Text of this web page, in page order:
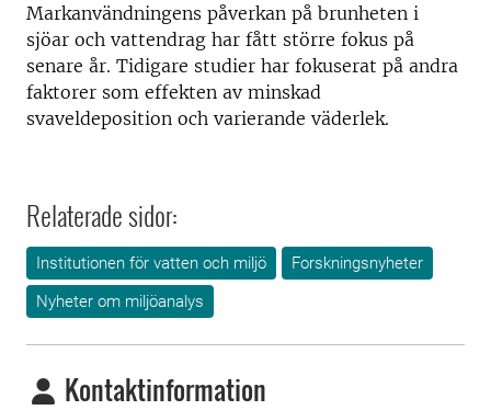
Markanvändningens påverkan på brunheten i
sjöar och vattendrag har fått större fokus på
senare år. Tidigare studier har fokuserat på andra
faktorer som effekten av minskad
svaveldeposition och varierande väderlek.
Relaterade sidor:
Institutionen för vatten och miljö
Forskningsnyheter
Nyheter om miljöanalys
Kontaktinformation